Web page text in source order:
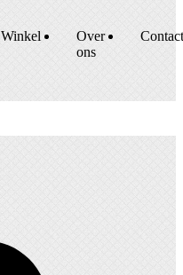
Winkel
Over
ons
Contact